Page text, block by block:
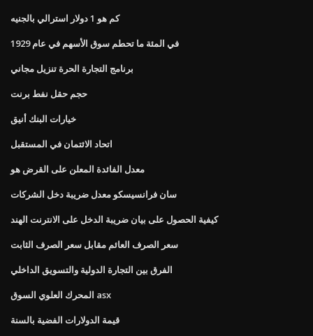
كم هو 1 دولار استرالي بالجنيه
في المئة ما تحطم سوق الأسهم في عام 1929
برنامج التجارة الحرة تنزيل مجاني
حجم حقل نفط برنت
خيارات البنك أنيق
اتحاد الائتمان في المستقبل
معدل الفائدة المعلن على القرض هو
سان فرانسيسكو معدل ضريبة دخل الشركات
كيفية الحصول على بيان ضريبة الدخل على الانترنت الهند
سعر الصرف العائم مقابل سعر الصرف الثابت
الفرق بين التجارة الدولية والتسويق الداخلي
المحرك العلوي السوق asx
قيمة الدولارات الفضية بالسنة